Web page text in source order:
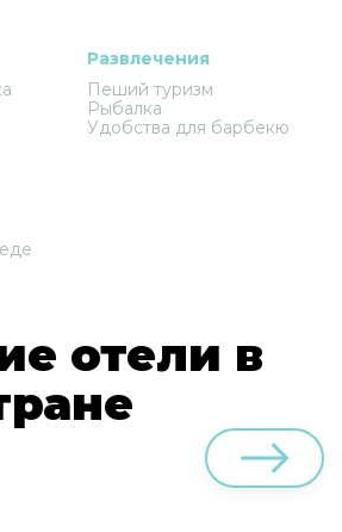
Развлечения
Пеший туризм
Рыбалка
Удобства для барбекю
отели в